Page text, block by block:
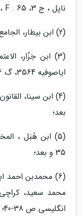
ناپل ، ج 3، 65 . F ، گ 20 پ ؛
(2) ابن بیطار، الجامع لمفردات الادویة والاغذیة ، بولاق 1291؛
(3) ابن جَزّار،
ایاصوفیه 3564، گ 6 ر؛
بعد؛
35 و بعد؛
(6) محمدبن احمد
انگلیسی ص 38-40؛